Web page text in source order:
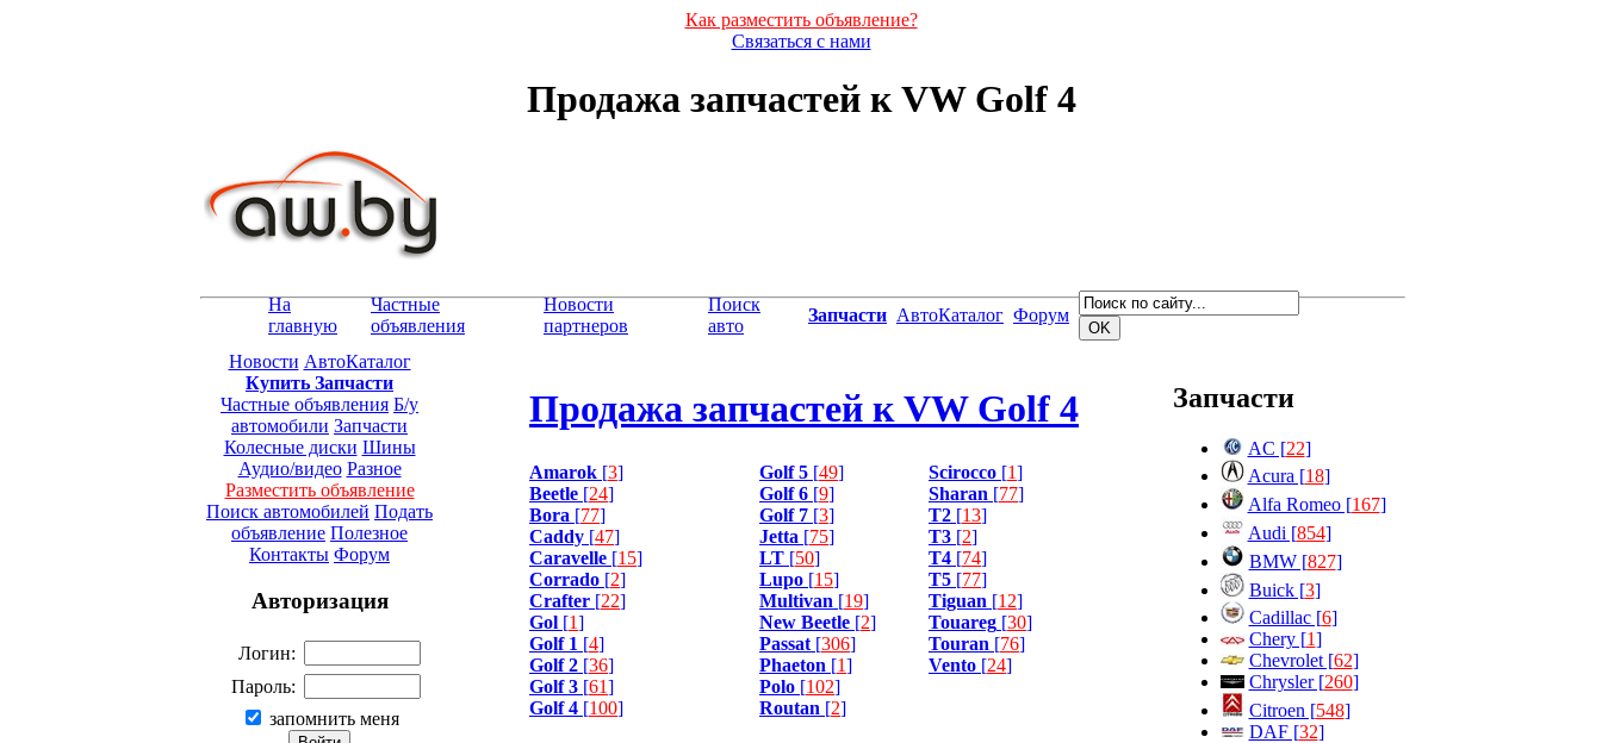
Как разместить объявление?
Связаться с нами
Продажа запчастей к VW Golf 4
На
главную
Частные
объявления
Новости
партнеров
Поиск
авто
Запчасти АвтоКаталог Форум
Новости АвтоКаталог
Купить Запчасти
Частные объявления Б/у
автомобили Запчасти
Колесные диски Шины
Аудио/видео Разное
Разместить объявление
Поиск автомобилей Подать
объявление Полезное
Контакты Форум
Авторизация
Логин:
Пароль:
запомнить меня
Продажа запчастей к VW Golf 4
Amarok [3]
Beetle [24]
Bora [77]
Caddy [47]
Caravelle [15]
Corrado [2]
Crafter [22]
Gol [1]
Golf 1 [4]
Golf 2 [36]
Golf 3 [61]
Golf 4 [100]
Golf 5 [49]
Golf 6 [9]
Golf 7 [3]
Jetta [75]
LT [50]
Lupo [15]
Multivan [19]
New Beetle [2]
Passat [306]
Phaeton [1]
Polo [102]
Routan [2]
Scirocco [1]
Sharan [77]
T2 [13]
T3 [2]
T4 [74]
T5 [77]
Tiguan [12]
Touareg [30]
Touran [76]
Vento [24]
Запчасти
AC [22]
Acura [18]
Alfa Romeo [167]
Audi [854]
BMW [827]
Buick [3]
Cadillac [6]
Chery [1]
Chevrolet [62]
Chrysler [260]
Citroen [548]
DAF [32]